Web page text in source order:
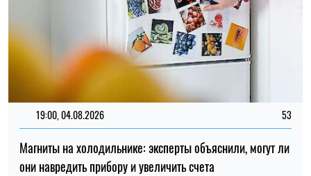
19:00, 04.08.2026 53
Магниты на холодильнике: эксперты объяснили, могут ли
они навредить прибору и увеличить счета